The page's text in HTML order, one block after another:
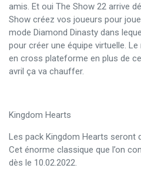
amis. Et oui The Show 22 arrive
Show créez vos joueurs pour
mode Diamond Dinasty dans
pour créer une équipe virtuelle.
en cross plateforme en plus de
avril ça va chauffer.
Kingdom Hearts
Les pack Kingdom Hearts seront
Cet énorme classique que l’on
dès le 10.02.2022.